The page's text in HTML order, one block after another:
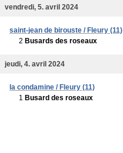
vendredi, 5. avril 2024
saint-jean de birouste / Fleury (11)
2 Busards des roseaux
jeudi, 4. avril 2024
la condamine / Fleury (11)
1 Busard des roseaux